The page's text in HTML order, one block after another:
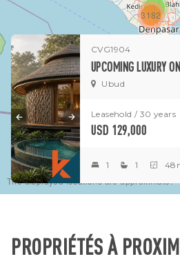
1
3182
The displayed locations are approximate.
CVG1904
Ubud
Leasehold / 30 years
USD 129,000
1 1
PROPRIÉTÉS À